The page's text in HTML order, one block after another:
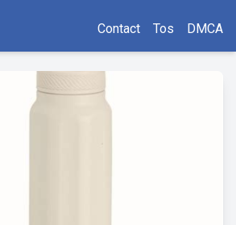
Contact Tos DMCA